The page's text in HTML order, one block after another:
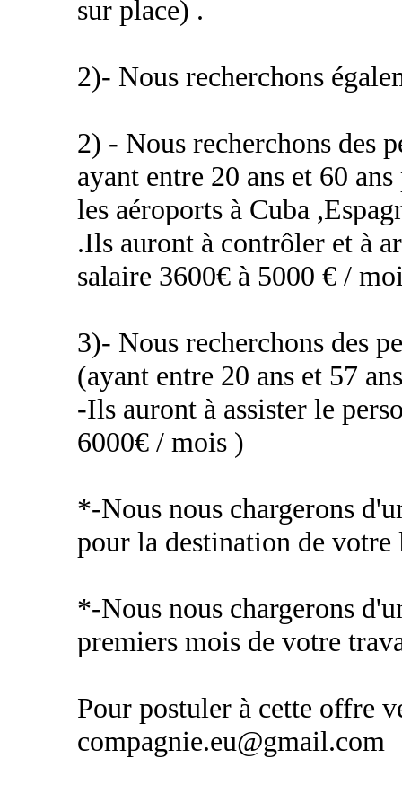
sur place) .
2)- Nous recherchons
2) - Nous recherchons des
ayant entre 20 ans et 60
les aéroports à Cuba
.Ils auront à contrôler et à
salaire 3600€ à 5000 € /
3)- Nous recherchons des
(ayant entre 20 ans et 57
-Ils auront à assister le
6000€ / mois )
*-Nous nous chargerons
pour la destination de
*-Nous nous chargerons
premiers mois de votre
Pour postuler à cette offre
compagnie.eu@gmail.com